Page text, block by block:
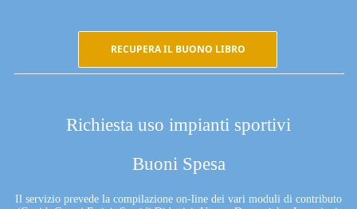
RECUPERA IL BUONO LIBRO
Richiesta uso impianti sportivi
Buoni Spesa
Il servizio prevede la compilazione on-line dei vari moduli di contributo